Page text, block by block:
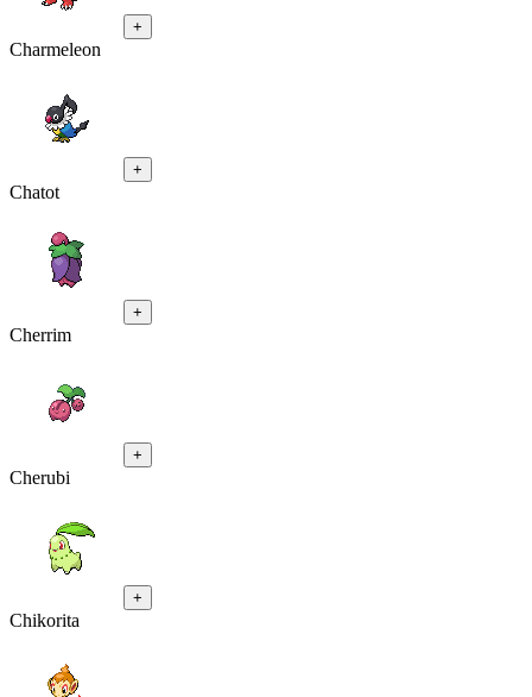
+
Charmeleon
+
Chatot
+
Cherrim
+
Cherubi
+
Chikorita